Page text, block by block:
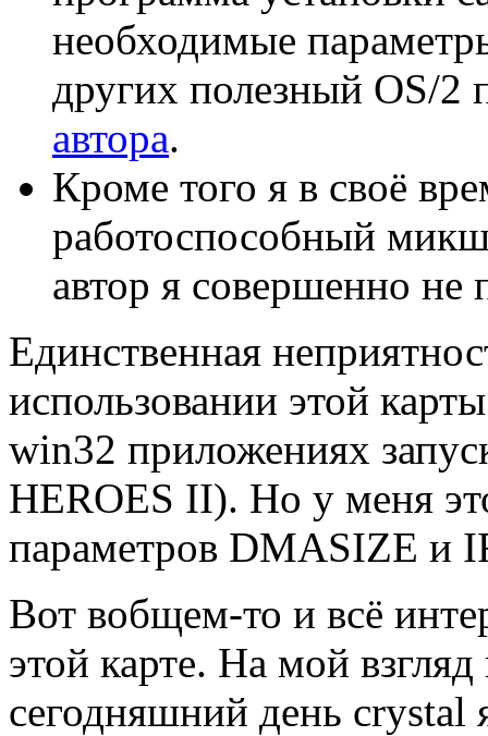
необходимые
других полезный OS/
автора.
Кроме того я в своё
работоспособный
автор я совершенно
Единственная
использовании этой
win32 приложениях
HEROES II). Но у меня
параметров DMASIZE и
Вот вобщем-то и всё
этой карте. На мой
сегодняшний день